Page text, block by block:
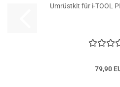
Umrüstkit für i-TOOL
79,90